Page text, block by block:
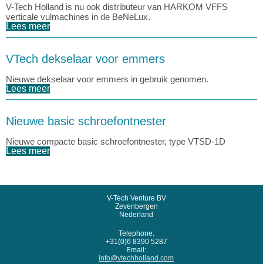
V-Tech Holland is nu ook distributeur van HARKOM VFFS
verticale vulmachines in de BeNeLux.
Lees meer
VTech dekselaar voor emmers
Nieuwe dekselaar voor emmers in gebruik genomen.
Lees meer
Nieuwe basic schroefontnester
Nieuwe compacte basic schroefontnester, type VTSD-1D
Lees meer
V-Tech Venture BV
Zevenbergen
Nederland
Telephone:
+31(0)6 8390 5287
Email:
info@vtechholland.com